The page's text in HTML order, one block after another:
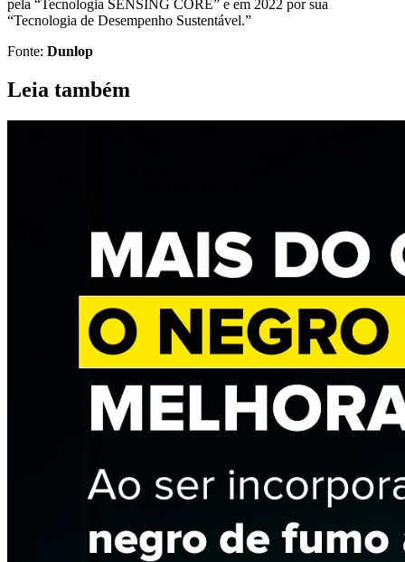
pela “Tecnologia SENSING CORE” e em 2022 por sua
“Tecnologia de Desempenho Sustentável.”
Fonte: Dunlop
Leia também